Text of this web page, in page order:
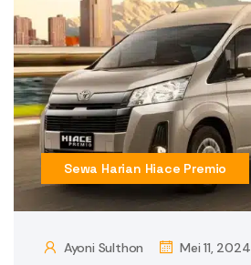
Sewa Harian Hiace Premio
Ayoni Sulthon Mei 11, 2024